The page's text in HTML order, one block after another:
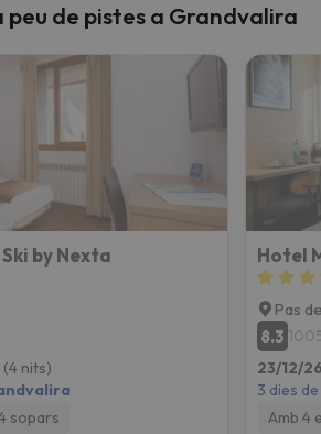
peu de pistes a Grandvalira
by Nexta
(4 nits)
sopars
Hotel
Pas
8.3
23/12/
3 dies
Amb 4